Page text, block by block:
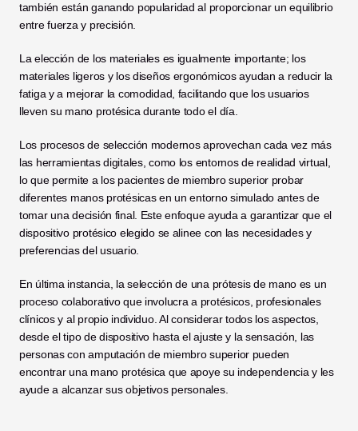
también están ganando popularidad al proporcionar un equilibrio
entre fuerza y precisión.
La elección de los materiales es igualmente importante; los
materiales ligeros y los diseños ergonómicos ayudan a reducir la
fatiga y a mejorar la comodidad, facilitando que los usuarios
lleven su mano protésica durante todo el día.
Los procesos de selección modernos aprovechan cada vez más
las herramientas digitales, como los entornos de realidad virtual,
lo que permite a los pacientes de miembro superior probar
diferentes manos protésicas en un entorno simulado antes de
tomar una decisión final. Este enfoque ayuda a garantizar que el
dispositivo protésico elegido se alinee con las necesidades y
preferencias del usuario.
En última instancia, la selección de una prótesis de mano es un
proceso colaborativo que involucra a protésicos, profesionales
clínicos y al propio individuo. Al considerar todos los aspectos,
desde el tipo de dispositivo hasta el ajuste y la sensación, las
personas con amputación de miembro superior pueden
encontrar una mano protésica que apoye su independencia y les
ayude a alcanzar sus objetivos personales.